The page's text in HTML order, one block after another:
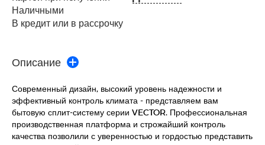
Наличными
В кредит или в рассрочку
Описание
Современный дизайн, высокий уровень надежности и
эффективный контроль климата - представляем вам
бытовую сплит-систему серии VECTOR. Профессиональная
производственная платформа и строжайший контроль
качества позволили с уверенностью и гордостью представить